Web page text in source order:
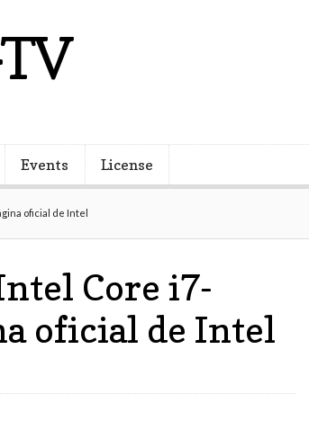
Events License
oficial de Intel
Core i7-
oficial de Intel